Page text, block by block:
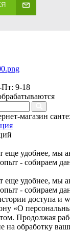
9-18
магазин
еще удобнее, мы
- собираем
еще удобнее, мы
опыт - собираем
доступа и
«О
Продолжая
на обработку